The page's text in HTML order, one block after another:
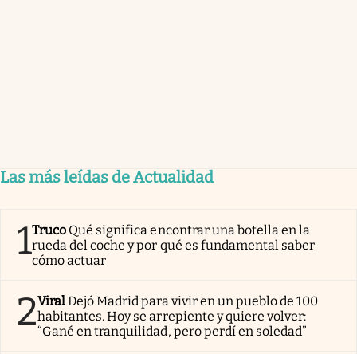
Las más leídas de Actualidad
1Truco Qué significa encontrar una botella en la
rueda del coche y por qué es fundamental saber
cómo actuar
2ViralDejó Madrid para vivir en un pueblo de 100
habitantes. Hoy se arrepiente y quiere volver:
“Gané en tranquilidad, pero perdí en soledad”